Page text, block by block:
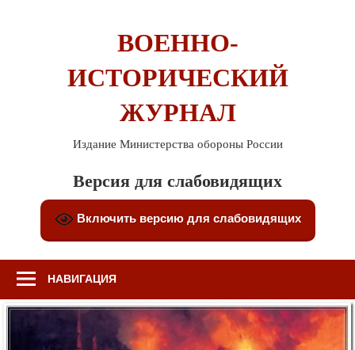
ВОЕННО-
ИСТОРИЧЕСКИЙ
ЖУРНАЛ
Издание Министерства обороны России
Версия для слабовидящих
Включить версию для слабовидящих
НАВИГАЦИЯ